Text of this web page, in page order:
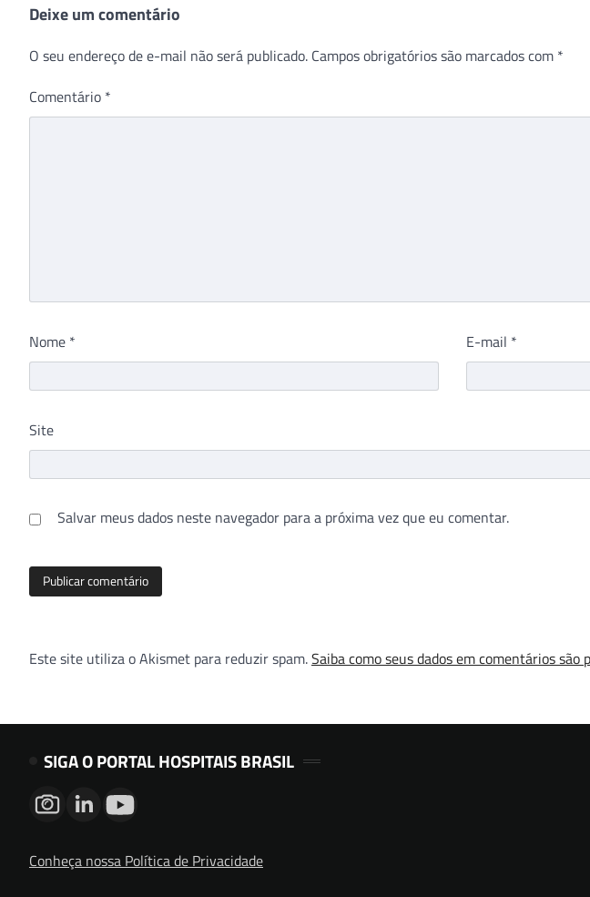
Deixe um comentário
O seu endereço de e-mail não será publicado. Campos obrigatórios são marcados com *
Comentário *
Nome * E-mail *
Site
Salvar meus dados neste navegador para a próxima vez que eu comentar.
Este site utiliza o Akismet para reduzir spam.Saiba como seus dados em comentários são
SIGA O PORTAL HOSPITAIS BRASIL
Conheça nossa Política de Privacidade